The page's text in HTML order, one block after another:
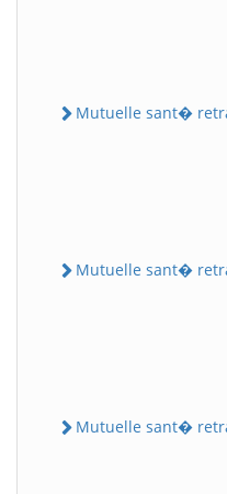
Mutuelle sant�
Mutuelle sant�
Mutuelle sant�